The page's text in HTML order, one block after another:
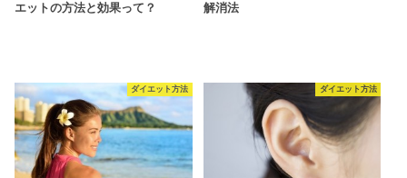
エットの方法と効果って？
解消法
ダイエット方法 ダイエット方法